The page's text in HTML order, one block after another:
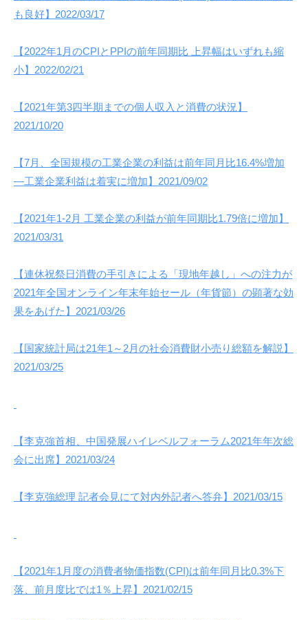
も良好】2022/03/17
【2022年1月のCPIとPPIの前年同期比 上昇幅はいずれも縮
小】2022/02/21
【2021年第3四半期までの個人収入と消費の状況】
2021/10/20
【7月、全国規模の工業企業の利益は前年同月比16.4%増加
―工業企業利益は着実に増加】2021/09/02
【2021年1-2月 工業企業の利益が前年同期比1.79倍に増加】
2021/03/31
【連休祝祭日消費の手引きによる「現地年越し」への注力が
2021年全国オンライン年末年始セール（年貨節）の顕著な効
果をあげた】2021/03/26
【国家統計局は21年1～2月の社会消費財小売り総額を解説】
2021/03/25
【李克強首相、中国発展ハイレベルフォーラム2021年年次総
会に出席】2021/03/24
【李克強総理 記者会見にて対内外記者へ答弁】2021/03/15
【2021年1月度の消費者物価指数(CPI)は前年同月比0.3%下
落、前月度比では1％上昇】2021/02/15